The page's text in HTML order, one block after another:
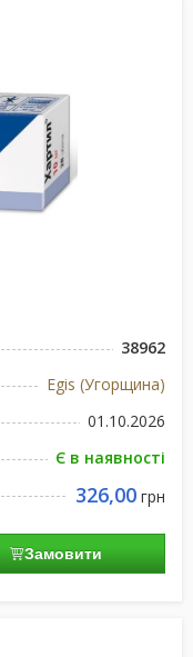
38962
Egis (Угорщина)
01.10.2026
Є в наявності
326,00 грн
Замовити